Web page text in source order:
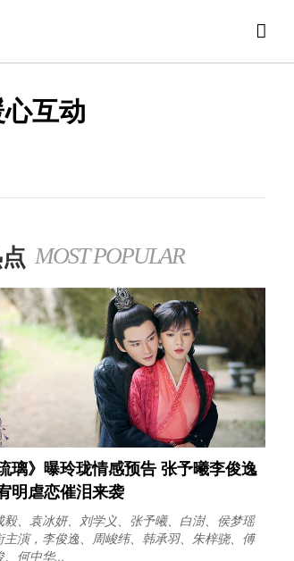
互动
MOST POPULAR
璃》曝玲珑情感预告 张予曦李俊逸
明虐恋催泪来袭
毅、袁冰妍、刘学义、张予曦、白澍、侯梦瑶
主演，李俊逸、周峻纬、韩承羽、朱梓骁、傅
、何中华...